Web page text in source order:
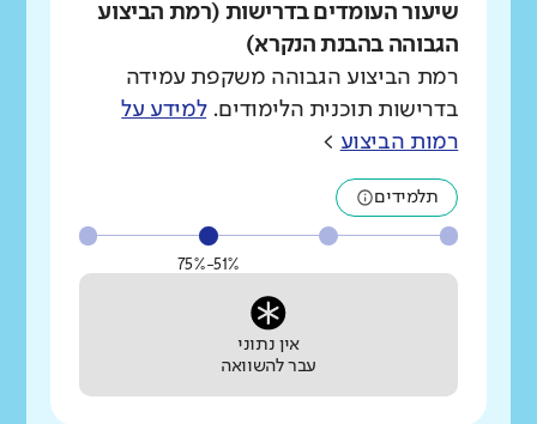
שיעור העומדים בדרישות (רמת הביצוע
הגבוהה בהבנת הנקרא)
רמת הביצוע הגבוהה משקפת עמידה
בדרישות תוכנית הלימודים.למידע על
רמות הביצוע >
תלמידים
51%-75%
אין נתוני
עבר להשוואה